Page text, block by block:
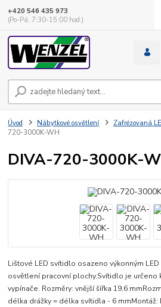
+420 546 435 973
(Po-Pá, 7:30-15:00 hod.)
Úvod Nábytkové osvětlení Zafrézovaná
720-3000K-WH
DIVA-720-3000K-
Lištové LED svítidlo osazeno výkonným
osvětlení pracovní plochy.Svítidlo je určeno
vypínače. Rozměry: vnější šířka 19,6
délka drážky = délka svítidla - 6 mmMontáž: